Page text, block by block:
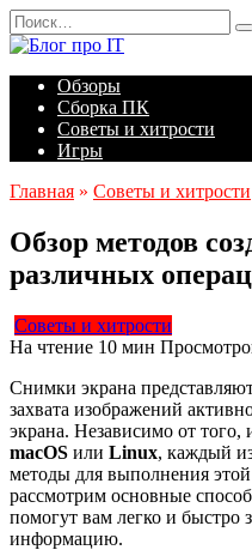
Перейти
к
содержанию
Search
for:
Обзоры
Сборка ПК
Советы и хитрости
Игры
Главная » Советы и хитрости
Обзор методов
различных
Советы и хитрости
На чтение 10 мин
Снимки экрана
захвата изображений
экрана. Независимо от того,
macOS или Linux, каждый
методы для выполнения
рассмотрим основные
помогут вам легко и быстро
информацию.